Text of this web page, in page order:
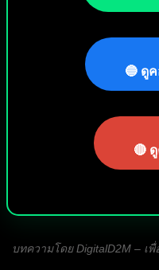
🔵 ดู
🔴
บทความโดย DigitalD2M – เ